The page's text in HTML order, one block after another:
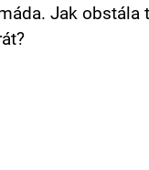
Jak obstála